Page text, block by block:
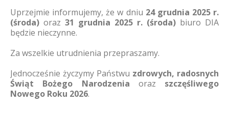
Uprzejmie informujemy, że w dniu 24 grudnia 2025 r.
(środa) oraz 31 grudnia 2025 r. (środa) biuro DIA
będzie nieczynne.
Za wszelkie utrudnienia przepraszamy.
Jednocześnie życzymy Państwu zdrowych, radosnych
Świąt Bożego Narodzenia oraz szczęśliwego
Nowego Roku 2026.